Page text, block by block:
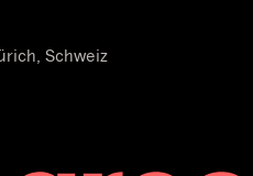
Schweiz